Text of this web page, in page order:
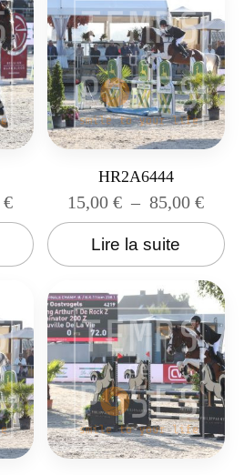
€
HR2A6444
15,00€ – 85,00€
Lire la suite